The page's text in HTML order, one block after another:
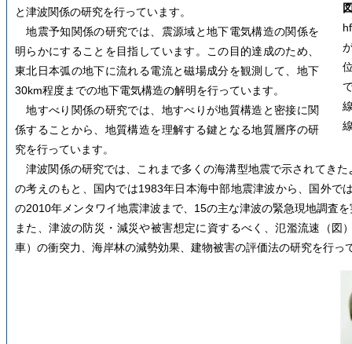
と津波関係の研究を行っています。
地震予知関係の研究では、震源域と地下電気構造の関係を
明らかにすることを目指しています。この目的達成のため、
東北日本弧の地下に流れる電流と磁場成分を観測して、地下
30km程度までの地下電気構造の解明を行っています。
地すべり関係の研究では、地すべりが地質構造と密接に関
係することから、地質構造を理解する鍵となる地質層序の研
究を行っています。
津波関係の研究では、これまで多くの海溝型地震で示されてき
の考えのもと、国内では1983年日本海中部地震津波から、国外で
の2010年メンタワイ地震津波まで、15の主な津波の緊急現地調査
また、津波の防災・減災や被害想定に資するべく、氾濫流速（
車）の衝突力、海岸林の減勢効果、建物被害の評価法の研究を行っ